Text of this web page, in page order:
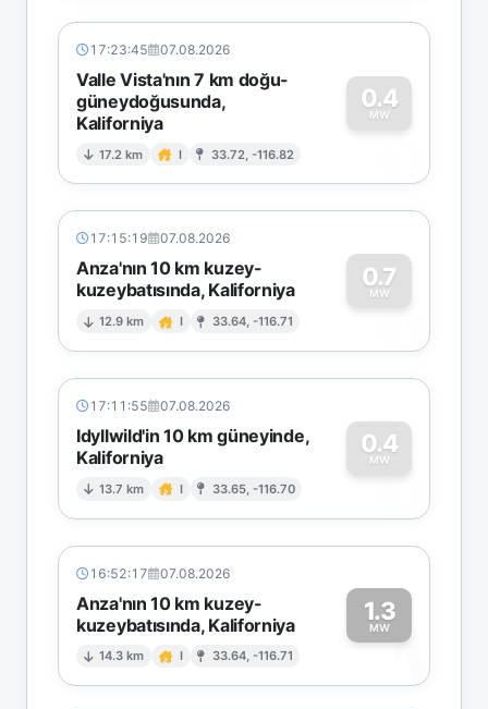
17:23:45 07.08.2026
Valle Vista'nın 7 km doğu-
güneydoğusunda,
Kaliforniya
17.2 km I 33.72, -116.82
0.4
MW
0
17:15:19 07.08.2026
Anza'nın 10 km kuzey-
kuzeybatısında, Kaliforniya
12.9 km I 33.64, -116.71
0.7
MW
0
17:11:55 07.08.2026
Idyllwild'in 10 km güneyinde,
Kaliforniya
13.7 km I 33.65, -116.70
0.4
MW
0
16:52:17 07.08.2026
Anza'nın 10 km kuzey-
kuzeybatısında, Kaliforniya
14.3 km I 33.64, -116.71
1.3
MW1